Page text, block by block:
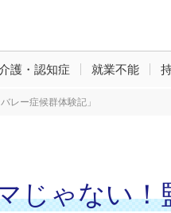
護・認知症 就業不能
レー症候群体験記」
じゃない